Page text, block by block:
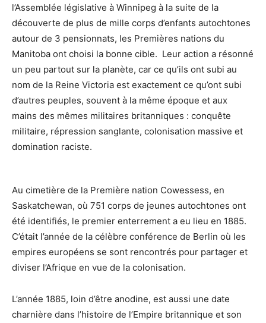
l’Assemblée législative à Winnipeg à la suite de la
découverte de plus de mille corps d’enfants autochtones
autour de 3 pensionnats, les Premières nations du
Manitoba ont choisi la bonne cible. Leur action a résonné
un peu partout sur la planète, car ce qu’ils ont subi au
nom de la Reine Victoria est exactement ce qu’ont subi
d’autres peuples, souvent à la même époque et aux
mains des mêmes militaires britanniques : conquête
militaire, répression sanglante, colonisation massive et
domination raciste.
Au cimetière de la Première nation Cowessess, en
Saskatchewan, où 751 corps de jeunes autochtones ont
été identifiés, le premier enterrement a eu lieu en 1885.
C’était l’année de la célèbre conférence de Berlin où les
empires européens se sont rencontrés pour partager et
diviser l’Afrique en vue de la colonisation.
L’année 1885, loin d’être anodine, est aussi une date
charnière dans l’histoire de l’Empire britannique et son